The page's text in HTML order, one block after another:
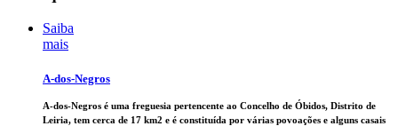
Saiba
mais
A-dos-Negros
A-dos-Negros é uma freguesia pertencente ao Concelho de Óbidos, Distrito de
Leiria, tem cerca de 17 km2 e é constituída por várias povoações e alguns casais